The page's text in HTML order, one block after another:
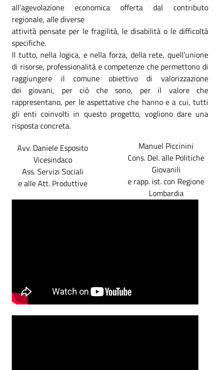
all’agevolazione economica offerta dal contributo
regionale, alle diverse
attività pensate per le fragilità, le disabilità o le difficoltà
specifiche.
Il tutto, nella logica, e nella forza, della rete, quell’unione
di risorse, professionalità e competenze che permettono di
raggiungere il comune obiettivo di valorizzazione
dei giovani, per ciò che sono, per il valore che
rappresentano, per le aspettative che hanno e a cui, tutti
gli enti coinvolti in questo progetto, vogliono dare una
risposta concreta.
Avv. Daniele Esposito
Vicesindaco
Ass. Servizi Sociali
e alle Att. Produttive
Manuel Piccinini
Cons. Del. alle Politiche
Giovanili
e rapp. ist. con Regione
Lombardia